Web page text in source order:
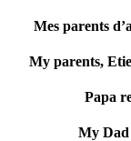
Mes parents
My parents,
Papa
My Dad